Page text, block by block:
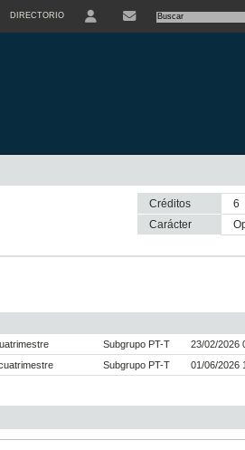
DIRECTORIO
Créditos
6
Carácter
Subgrupo PT-T
23/02/2026
Subgrupo PT-T 01/06/2026